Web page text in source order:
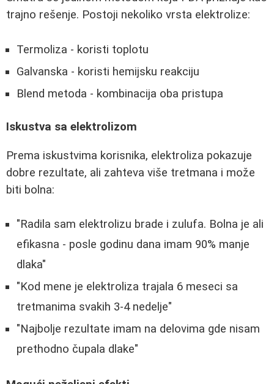
trajno rešenje. Postoji nekoliko vrsta elektrolize:
Termoliza - koristi toplotu
Galvanska - koristi hemijsku reakciju
Blend metoda - kombinacija oba pristupa
Iskustva sa elektrolizom
Prema iskustvima korisnika, elektroliza pokazuje
dobre rezultate, ali zahteva više tretmana i može
biti bolna:
"Radila sam elektrolizu brade i zulufa. Bolna je ali
efikasna - posle godinu dana imam 90% manje
dlaka"
"Kod mene je elektroliza trajala 6 meseci sa
tretmanima svakih 3-4 nedelje"
"Najbolje rezultate imam na delovima gde nisam
prethodno čupala dlake"